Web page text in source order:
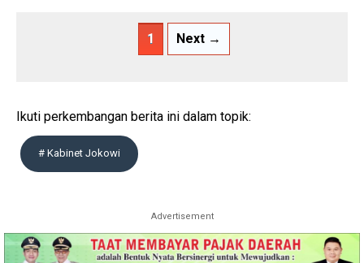
1 Next →
Ikuti perkembangan berita ini dalam topik:
# Kabinet Jokowi
Advertisement